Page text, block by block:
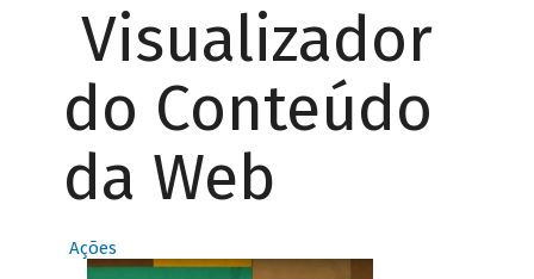
Visualizador
do Conteúdo
da Web
Ações